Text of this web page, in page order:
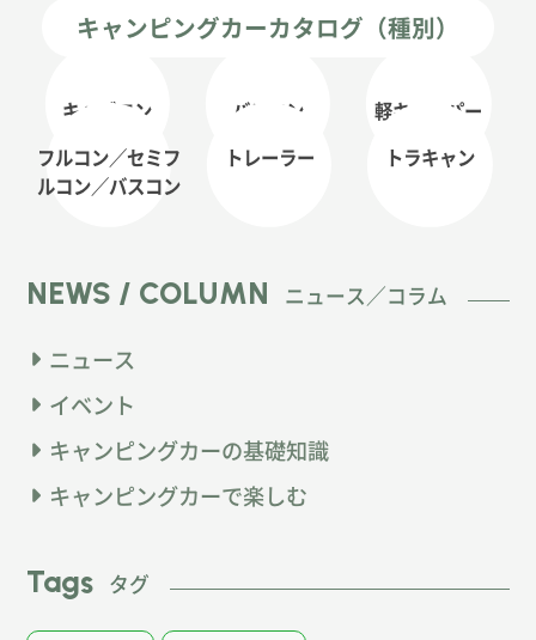
キャンピングカーカタログ（種別）
キャブコン バンコン
軽キャンパー
フルコン／セミフ
ルコン／バスコン
トレーラー トラキャン
NEWS / COLUMN ニュース／コラム
ニュース
イベント
キャンピングカーの基礎知識
キャンピングカーで楽しむ
Tags タグ